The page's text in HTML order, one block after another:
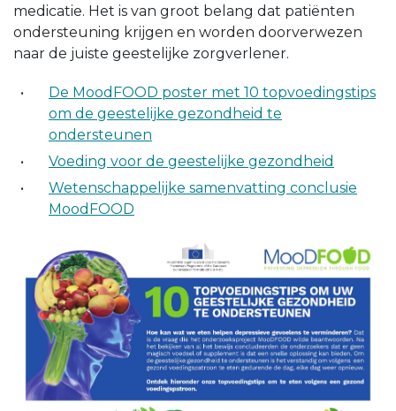
medicatie. Het is van groot belang dat patiënten
ondersteuning krijgen en worden doorverwezen
naar de juiste geestelijke zorgverlener.
De MoodFOOD poster met 10 topvoedingstips
om de geestelijke gezondheid te
ondersteunen
Voeding voor de geestelijke gezondheid
Wetenschappelijke samenvatting conclusie
MoodFOOD